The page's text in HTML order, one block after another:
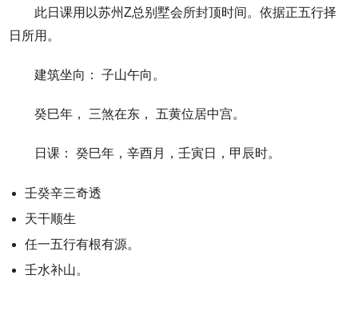
此日课用以苏州Z总别墅会所封顶时间。依据正五行择
日所用。
建筑坐向： 子山午向。
癸巳年， 三煞在东， 五黄位居中宫。
日课： 癸巳年，辛酉月，壬寅日，甲辰时。
壬癸辛三奇透
天干顺生
任一五行有根有源。
壬水补山。